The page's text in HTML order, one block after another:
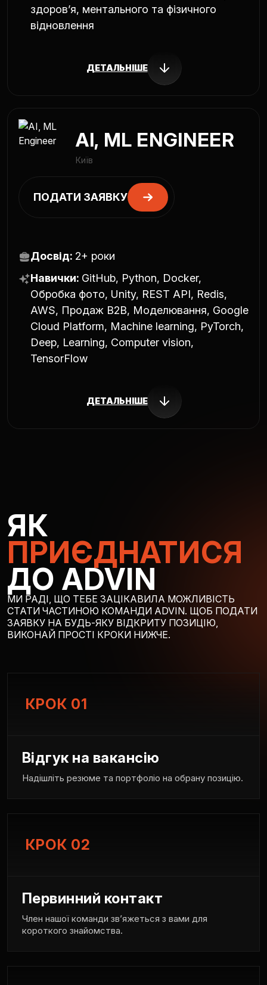
здоров’я, ментального та фізичного
відновлення
ДЕТАЛЬНІШЕ
AI, ML ENGINEER
Київ
ПОДАТИ ЗАЯВКУ
Досвід: 2+ роки
Навички: GitHub, Python, Docker,
Обробка фото, Unity, REST API, Redis,
AWS, Продаж B2B, Моделювання, Google
Cloud Platform, Machine learning, PyTorch,
Deep, Learning, Computer vision,
TensorFlow
ДЕТАЛЬНІШЕ
ЯК
ПРИЄДНАТИСЯ
ДО ADVIN
МИ РАДІ, ЩО ТЕБЕ ЗАЦІКАВИЛА МОЖЛИВІСТЬ
СТАТИ ЧАСТИНОЮ КОМАНДИ ADVIN. ЩОБ ПОДАТИ
ЗАЯВКУ НА БУДЬ-ЯКУ ВІДКРИТУ ПОЗИЦІЮ,
ВИКОНАЙ ПРОСТІ КРОКИ НИЖЧЕ.
КРОК 01
Відгук на вакансію
Надішліть резюме та портфоліо на обрану позицію.
КРОК 02
Первинний контакт
Член нашої команди зв’яжеться з вами для
короткого знайомства.